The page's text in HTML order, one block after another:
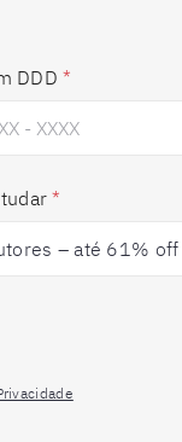
DDD *
*